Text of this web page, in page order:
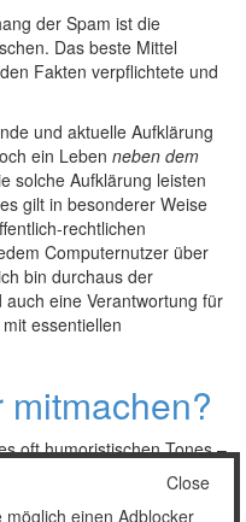
der Spam ist die
Das beste Mittel
Fakten verpflichtete und
und aktuelle Aufklärung
ein Leben neben dem
solche Aufklärung leisten
gilt in besonderer Weise
rechtlichen
Computernutzer über
bin durchaus der
eine Verantwortung für
essentiellen
oft humoristischen Tones –
möchten, wenden sie sich
Kontakt-Mailadresse. Ich
Close
möglich einen Adblocker